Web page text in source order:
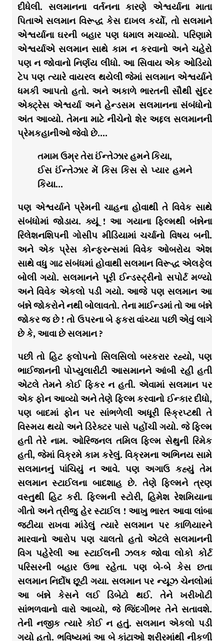
દીધેલી. સલમાનના વર્તનના કારણે એશ્વર્યાના માતા
પિતાએ સલમાન વિરૂદ્ધ કેસ દાખલ કર્યો, તો સલમાને
એશ્વર્યાના ઘરની બહાર પણ ધમાલ મચાવ્યો. પરિણામે
એશ્વર્યાએ સલમાન સાથે કામ ન કરવાનો અને ચહેરો
પણ ન જોવાનો નિર્ણય લીધો. આ સિવાય એક ઓડિયો
ટેપ પણ ત્યારે વાયરલ થયેલી જેમાં સલમાન એશ્વર્યાને
ધમકી આપતો હતો. અને અકાળે ભારતની સૌથી સુંદર
એક્ટ્રેસ એશ્વર્યા અને હેન્ડસમ સલમાનના સંબંધોનો
અંત આવ્યો. તેમના માટે નીચેનો શેર અદ્દલ સલમાનની
પ્રેમકહાનીઓ જેવો છે….
તમામ ઉમ્ર તેરા ઈંન્તેઝાર હમને કિયા,
ઈસ ઈંન્તેઝાર મેં કિસ કિસ સે પ્યાર હમને
કિયા…
પણ એશ્વર્યાને પ્રેમની ચાહના હોવાથી તે વિવેક સાથે
સંબંધોમાં જોડાય. ક્યૂં ! આ ગયાના ફિલ્મથી બંન્નેના
રિલેશનશિપની ગોસીપ મીડિયામાં ચર્ચાનો વિષય બની.
અને એક પ્રેસ કોન્ફરન્સમાં વિવેક ઓબરોય એશ
સાથે વધુ ગાઢ સંબંધમાં હોવાથી સલમાન વિરૂદ્ધ એલફેલ
બોલી ગયો. સલમાનને પૂરી ઈન્ડસ્ટ્રીનો સપોર્ટ મળ્યો
અને વિવેક એકલો પડી ગયો. આજે પણ સલમાન આ
બંન્ને જોકરોને નથી બોલાવતો. તેના માઈન્ડમાં તો આ બંન્ને
જોકર જ છે ! તો ઉપરના બે ફકરા વાંચ્યા પછી એવું લાગે
છે કે, આવા છે સલમાન ?
પછી તો હિટ ફ્લોપનો સિલસિલો બરકરાર રહ્યો, પણ
ભાઈજાનની પોપ્યુલારીટી આસમાનને આંબી રહી હતી
એટલે તેમને કોઈ ફિકર ન હતી. એવામાં સલમાન પર
એક ફોન આવ્યો અને તેણે ફિલ્મ કરવાનો ઈન્કાર દીધો,
પણ બાદમાં ફોન પર સાંભળેલી અધૂરી સ્ક્રિપ્ટથી તે
વિસ્મય થયો અને ડિરેક્ટર પાસે પહોંચી ગયો. જે ફિલ્મ
હતી તેરે નામ. ઓરિજનલ તમિલ ફિલ્મ સેથુની રિમેક
હતી, જેમાં વિક્રમે કામ કરેલું. વિક્રમના અભિનય સામે
સલમાનનું પાંચિયું ન આવે. પણ અગાઉ કહ્યું તેમ
સલમાન સ્ટાઈલના બાદશાહ છે. તેણે ફિલ્મને ત્રણ
વસ્તુથી હિટ કરી. ફિલ્મની સ્ટોરી, હિમેશ રેશમિયાના
ગીતો અને ત્રીજુ હેર સ્ટાઈલ ! આખુ ભારત આવા લાંબા
જટીયા રાખવા માંડેલું ત્યારે સલમાન પર કાળિયારને
મારવાનો આરોપ પણ ચાલતો હતો એટલે સલમાનની
વિગ પહેરેલી આ સ્ટાઈલની ઝલક જોવા લોકો કોર્ટ
પરિસરની બહાર ઉભા રહેતા. પણ બે-બે કેસ છતા
સલમાન નિર્દોષ છૂટી ગયા. સલમાન પર ન્યૂઝ ચેનલોમાં
આ બંન્ને કેસને લઈ ડિબેટો થઈ. તેને ખરીખોટી
સાંભળવાનો વારો આવ્યો, જે જિંદગીભર તેને સતાવશે.
તેની નજીક ત્યારે કોઈ ન હતું. સલમાન એકલો પડી
ગયો હતો. ભવિષ્યમાં આ બે કાંટાઓ શરીરમાંથી નીકળી